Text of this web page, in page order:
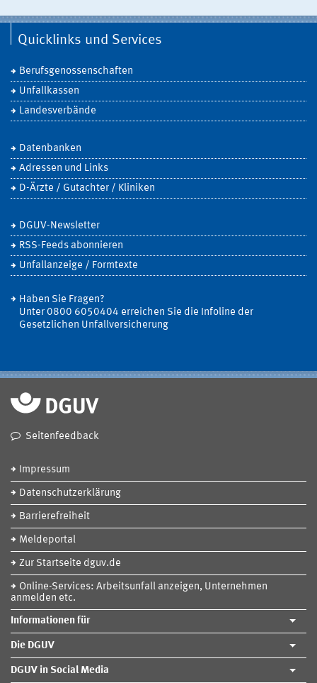
Quicklinks und Services
Berufsgenossenschaften
Unfallkassen
Landesverbände
Datenbanken
Adressen und Links
D-Ärzte / Gutachter / Kliniken
DGUV-Newsletter
RSS-Feeds abonnieren
Unfallanzeige / Formtexte
Haben Sie Fragen?
Unter 0800 6050404 erreichen Sie die Infoline der
Gesetzlichen Unfallversicherung
Seitenfeedback
Impressum
Datenschutzerklärung
Barrierefreiheit
Meldeportal
Zur Startseite dguv.de
Online-Services: Arbeitsunfall anzeigen, Unternehmen
anmelden etc.
Informationen für
Die DGUV
DGUV in Social Media